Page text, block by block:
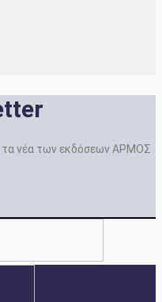
τα νέα των εκδόσεων ΑΡΜΟΣ